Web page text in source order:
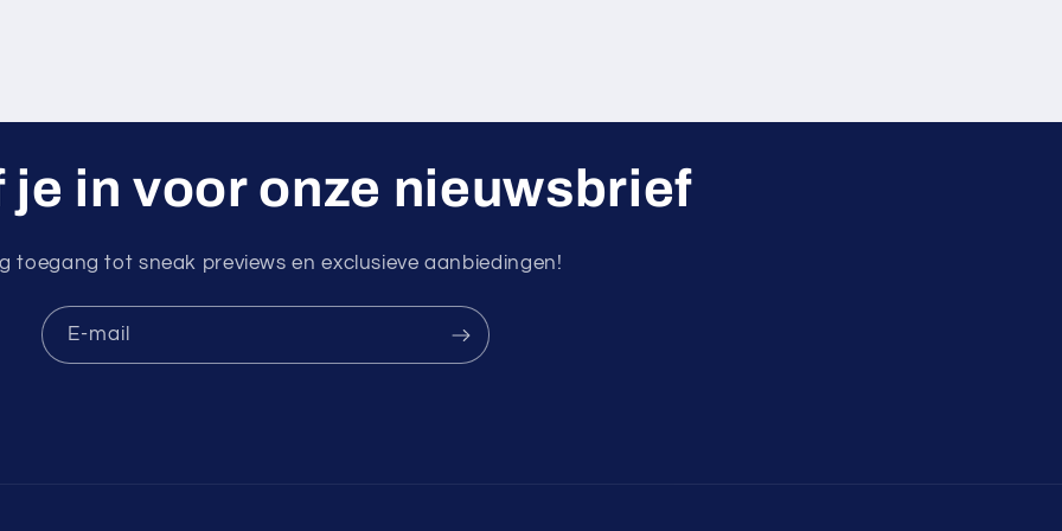
je in voor onze nieuwsbrief
toegang tot sneak previews en exclusieve aanbiedingen!
E‑mail